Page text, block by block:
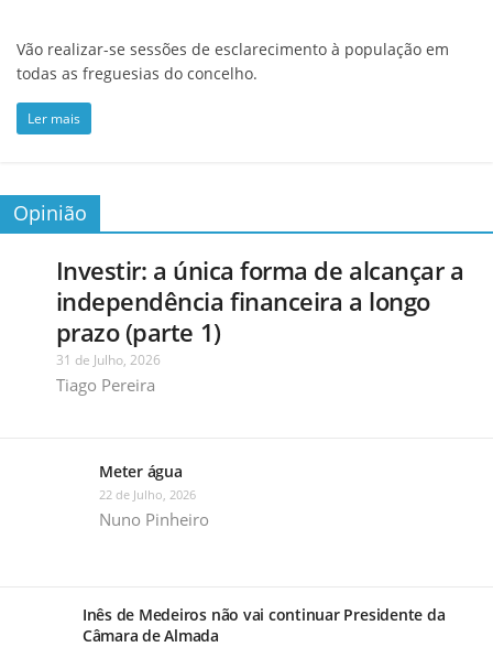
Vão realizar-se sessões de esclarecimento à população em
todas as freguesias do concelho.
Ler mais
Opinião
Investir: a única forma de alcançar a
independência financeira a longo
prazo (parte 1)
31 de Julho, 2026
Tiago Pereira
Meter água
22 de Julho, 2026
Nuno Pinheiro
Inês de Medeiros não vai continuar Presidente da
Câmara de Almada